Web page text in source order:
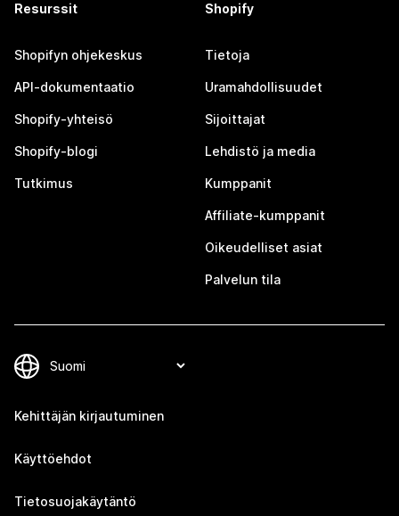
Resurssit
Shopifyn ohjekeskus
API-dokumentaatio
Shopify-yhteisö
Shopify-blogi
Tutkimus
Shopify
Tietoja
Uramahdollisuudet
Sijoittajat
Lehdistö ja media
Kumppanit
Affiliate-kumppanit
Oikeudelliset asiat
Palvelun tila
Kehittäjän kirjautuminen
Käyttöehdot
Tietosuojakäytäntö